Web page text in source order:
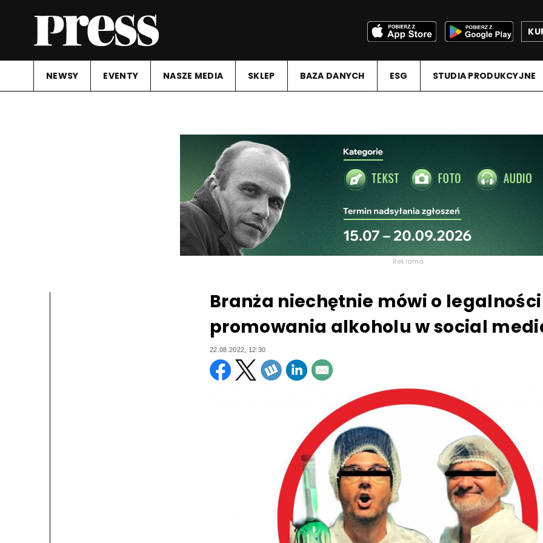
NEWSY EVENTY NASZE MEDIA SKLEP BAZA DANYCH ESG STUDIA PRODUKCYJNE
Reklama
Branża niechętnie mówi o legalności
promowania alkoholu w social
22.08.2022, 12:30